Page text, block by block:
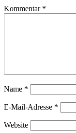
Kommentar *
Name *
E-Mail-Adresse *
Website